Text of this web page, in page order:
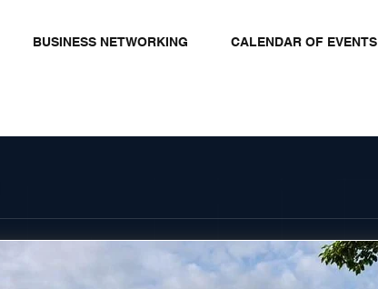
BUSINESS NETWORKING CALENDAR OF EVENTS